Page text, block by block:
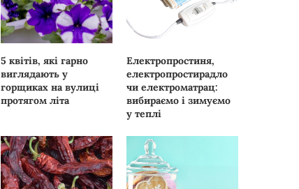
5 квітів, які гарно
виглядають у
горщиках на вулиці
протягом літа
Електропростиня,
електропростирадло
чи електроматрац:
вибираємо і зимуємо
у теплі